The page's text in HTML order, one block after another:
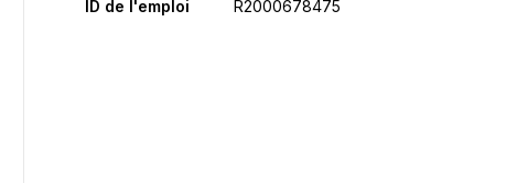
ID de l'emploi R2000678475